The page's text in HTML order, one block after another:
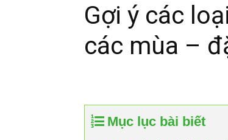
Gợi ý các
các mùa –
Mục lục bài biết